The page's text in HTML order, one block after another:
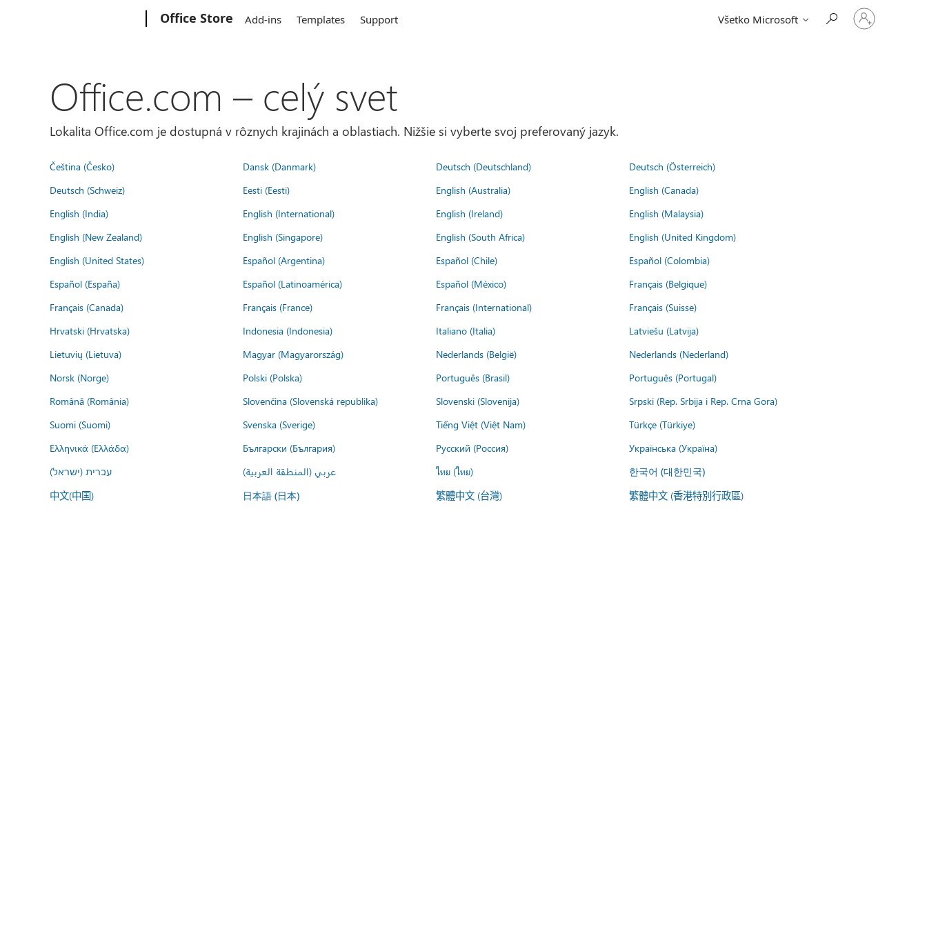
Office Store Add-ins Templates Support Všetko Microsoft
Prihláste
sa
Office.com – celý svet
Lokalita Office.com je dostupná v rôznych krajinách a oblastiach. Nižšie si vyberte svoj preferovaný jazyk.
Čeština (Česko) Dansk (Danmark) Deutsch (Deutschland)
Deutsch (Österreich)
Deutsch (Schweiz)
Eesti (Eesti) English (Australia)
English (Canada)
English (India)
English (International) English (Ireland)
English (Malaysia)
English (New Zealand)
English (Singapore) English (South Africa)
English (United Kingdom)
English (United States)
Español (Argentina) Español (Chile)
Español (Colombia)
Español (España)
Español (Latinoamérica) Español (México)
Français (Belgique)
Français (Canada)
Français (France) Français (International)
Français (Suisse)
Hrvatski (Hrvatska)
Indonesia (Indonesia) Italiano (Italia)
Latviešu (Latvija)
Lietuvių (Lietuva)
Magyar (Magyarország) Nederlands (België)
Nederlands (Nederland)
Norsk (Norge)
Polski (Polska) Português (Brasil)
Português (Portugal)
Română (România)
Slovenčina (Slovenská republika) Slovenski (Slovenija)
Srpski (Rep. Srbija i Rep. Crna Gora)
Suomi (Suomi)
Svenska (Sverige) Tiếng Việt (Việt Nam)
Türkçe (Türkiye)
Ελληνικά (Ελλάδα)
Български (България) Русский (Россия)
Українська (Україна)
עברית (ישראל)
عربي (المنطقة العربية) ไทย (ไทย) 한국어 (대한민국)
中文(中国) 日本語 (日本) 繁體中文 (台灣) 繁體中文 (香港特別行政區)